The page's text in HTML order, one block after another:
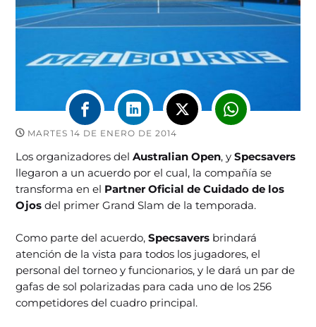
MARTES 14 DE ENERO DE 2014
Los organizadores del Australian Open, ySpecsavers
llegaron a un acuerdo por el cual, la compañía se
transforma en el Partner Oficial de Cuidado de los
Ojos del primer Grand Slam de la temporada.
Como parte del acuerdo,Specsavers brindará
atención de la vista para todos los jugadores, el
personal del torneo y funcionarios, y le dará un par de
gafas de sol polarizadas para cada uno de los 256
competidores del cuadro principal.